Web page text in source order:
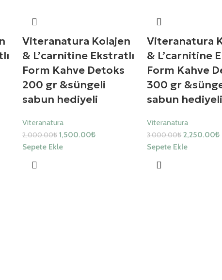
Viteranatura Kolajen
& L’carnitine Ekstratlı
Form Kahve Detoks
200 gr &süngeli
sabun hediyeli
Viteranatura
2,000.00₺ 1,500.00₺
Sepete Ekle
Viteranatura
& L’carnitine
Form Kahve
300 gr
sabun hediyeli
Viteranatura
3,000.00₺ 2,250.00₺
Sepete Ekle